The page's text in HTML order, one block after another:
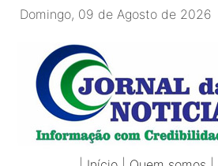
Domingo, 09 de Agosto de 2026